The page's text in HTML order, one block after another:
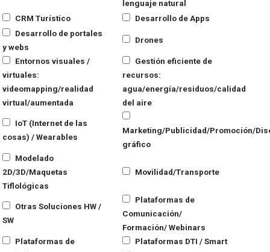
lenguaje natural
CRM Turístico
Desarrollo de Apps
Desarrollo de portales
y webs
Drones
Entornos visuales /
virtuales:
videomapping/realidad
virtual/aumentada
Gestión eficiente de
recursos:
agua/energía/residuos/calidad
del aire
IoT (Internet de las
cosas) / Wearables
Marketing/Publicidad/Promoción/
gráfico
Modelado
2D/3D/Maquetas
Tiflológicas
Movilidad/Transporte
Otras Soluciones HW /
SW
Plataformas de
Comunicación/
Formación/ Webinars
Plataformas de
Plataformas DTI / Smart